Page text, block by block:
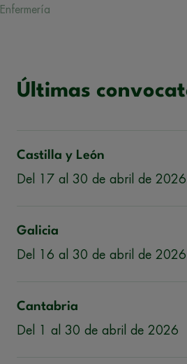
Enfermería
Últimas
Castilla y León
Del 17 al 30 de abril de 2026
Galicia
Del 16 al 30 de abril de 2026
Cantabria
Del 1 al 30 de abril de 2026